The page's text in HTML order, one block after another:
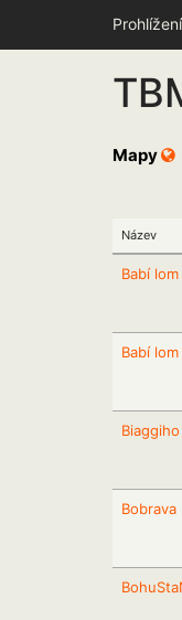
Mapy
Název
Babí lom
Babí lom
Bobrava